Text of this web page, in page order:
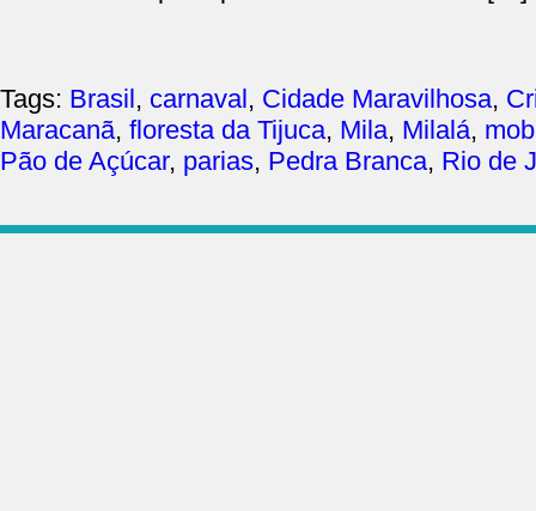
Tags: Brasil, carnaval, Cidade Maravilhosa,
Maracanã, floresta da Tijuca, Mila, Milalá,
Pão de Açúcar, parias, Pedra Branca, Rio de